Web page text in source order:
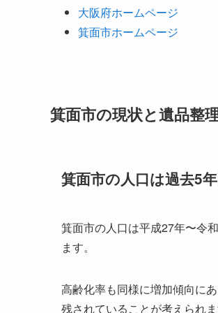
大阪府ホームページ
箕面市ホームページ
箕面市の現状と遺品整
箕面市の人口は過去5
箕面市の人口は平成27年〜令
ます。
高齢化率も同様に増加傾向に
残されていることが考えられま